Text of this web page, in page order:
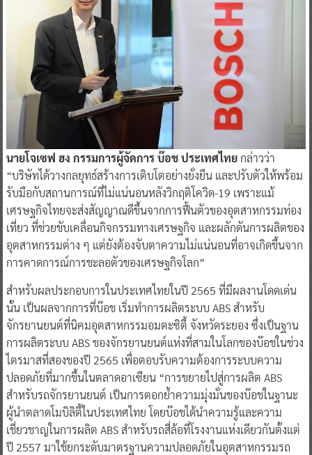
นายโจเซฟ ฮง กรรมการผู้จัดการ บ๊อช ประเทศไทยกล่าวว่า
“บริษัทได้วางกลยุทธ์สร้างการเติบโตอย่างยั่งยืน และปรับตัวให้พร้อม
รับมือกับสถานการณ์ที่ไม่แน่นอนหลังวิกฤติโควิด-19 เพราะแม้
เศรษฐกิจไทยจะส่งสัญญาณดีขึ้นจากการฟื้นตัวของอุตสาหกรรมท่อง
เที่ยว ที่ช่วยขับเคลื่อนกิจกรรมทางเศรษฐกิจ และผลักดันการผลิตของ
อุตสาหกรรมต่าง ๆ แต่ยังต้องจับตาความไม่แน่นอนที่อาจเกิดขึ้นจาก
การคาดการณ์การชะลอตัวของเศรษฐกิจโลก”
สำหรับผลประกอบการในประเทศไทยในปี 2565 ที่มีผลงานโดดเด่น
นั้น เป็นผลจากการที่บ๊อช เริ่มทำการผลิตระบบ ABS สำหรับ
จักรยานยนต์ที่นิคมอุตสาหกรรมอมตะซิตี้ จังหวัดระยอง ซึ่งเป็นฐาน
การผลิตระบบ ABS ของจักรยานยนต์แห่งที่สามในโลกของบ๊อชในช่วง
ไตรมาสที่สองของปี 2565 เพื่อตอบรับความต้องการระบบความ
ปลอดภัยที่มากขึ้นในตลาดอาเซียน “การขยายไปสู่การผลิต ABS
สำหรับรถจักรยานยนต์ เป็นการตอกย้ำความมุ่งมั่นของบ๊อชในฐานะ
ผู้นำตลาดโมบิลิตี้ในประเทศไทย โดยบ๊อชได้นำความรู้และความ
เชี่ยวชาญในการผลิต ABS สำหรับรถสี่ล้อที่โรงงานแห่งเดียวกันตั้งแต่
ปี 2557 มาใช้ยกระดับมาตรฐานความปลอดภัยในอุตสาหกรรมรถ